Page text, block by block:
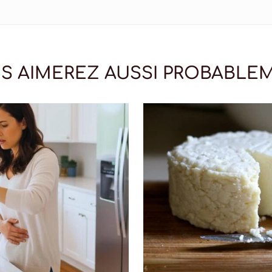
AIMEREZ AUSSI